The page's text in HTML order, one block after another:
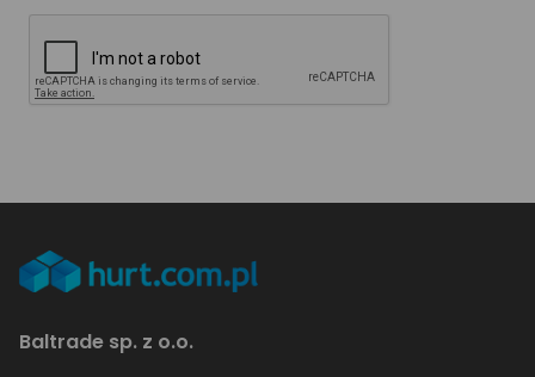
Baltrade sp. z o.o.